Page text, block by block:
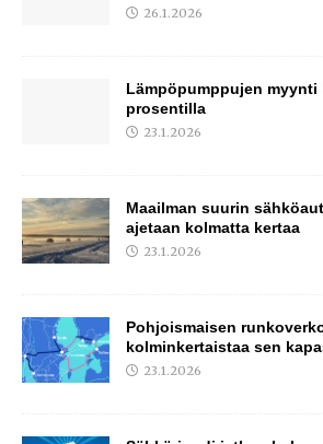
26.1.2026
Lämpöpumppujen myynti
prosentilla
23.1.2026
Maailman suurin
ajetaan kolmatta kertaa
23.1.2026
Pohjoismaisen
kolminkertaistaa sen
23.1.2026